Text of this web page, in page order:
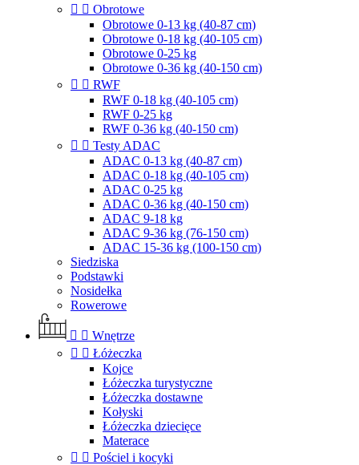
  Obrotowe
Obrotowe 0-13 kg (40-87 cm)
Obrotowe 0-18 kg (40-105 cm)
Obrotowe 0-25 kg
Obrotowe 0-36 kg (40-150 cm)
  RWF
RWF 0-18 kg (40-105 cm)
RWF 0-25 kg
RWF 0-36 kg (40-150 cm)
  Testy ADAC
ADAC 0-13 kg (40-87 cm)
ADAC 0-18 kg (40-105 cm)
ADAC 0-25 kg
ADAC 0-36 kg (40-150 cm)
ADAC 9-18 kg
ADAC 9-36 kg (76-150 cm)
ADAC 15-36 kg (100-150 cm)
Siedziska
Podstawki
Nosidełka
Rowerowe
  Wnętrze
  Łóżeczka
Kojce
Łóżeczka turystyczne
Łóżeczka dostawne
Kołyski
Łóżeczka dziecięce
Materace
  Pościel i kocyki